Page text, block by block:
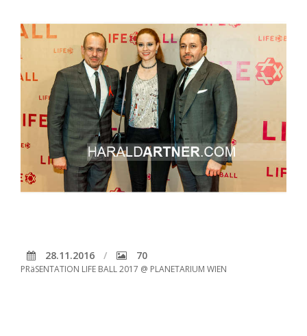
28.11.2016 70
PRäSENTATION LIFE BALL 2017 @ PLANETARIUM WIEN